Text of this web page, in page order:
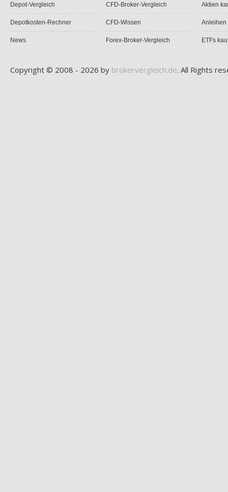
Depot-Vergleich
Depotkosten-Rechner
News
CFD-Broker-Vergleich
CFD-Wissen
Forex-Broker-Vergleich
Aktien
Anleihen
ETFs
Copyright © 2008 - 2026 by brokervergleich.de. All Rights